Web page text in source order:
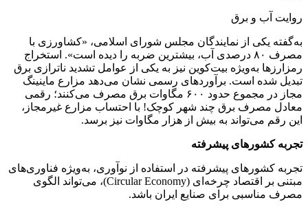
روایت آب و برق
به‌گفته یکی از نمایندگان مجلس شورای اسلامی، «کشاورزی با
مصرف ۸۰ درصدی آب، بیشترین ضربه را دیده است». استخراج
رمزارزها به‌ویژه بیت‌کوین نیز به یکی از عوامل تشدید ناترازی برق
تبدیل شده است. برآوردهای رسمی نشان می‌دهد مزارع ماینینگ
مجاز در مجموع حدود ۶۰۰ مگاوات برق مصرف می‌کنند؛ رقمی
معادل مصرف برق چند شهر کوچک! با احتساب مزارع غیرمجاز،
این رقم می‌تواند به بیش از هزار مگاوات نیز برسد.
تجربه کشورهای پیشرفته
تجربه کشورهای پیشرفته در استفاده از نوآوری، به‌ویژه فناوری‌های
مبتنی بر اقتصاد چرخه‌ای (Circular Economy)، می‌تواند الگوی
مصرف مناسبی برای صنایع ایران باشد.